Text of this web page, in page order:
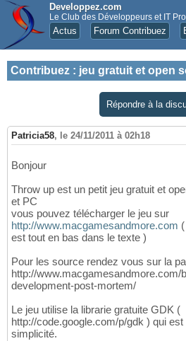
Developpez.com
Le Club des Développeurs et IT Pro
Actus Forum Contribuez
Contribuez : jeu gratuit et open
Répondre à la
Patricia58, le 24/11/2011 à 02h18
Bonjour
Throw up est un petit jeu gratuit et
et PC
vous pouvez télécharger le jeu sur
http://www.macgamesandmore.com
est tout en bas dans le texte )
Pour les source rendez vous sur la
http://www.macgamesandmore.com/
development-post-mortem/
Le jeu utilise la librarie gratuite GDK (
http://code.google.com/p/gdk ) qui
simplicité.